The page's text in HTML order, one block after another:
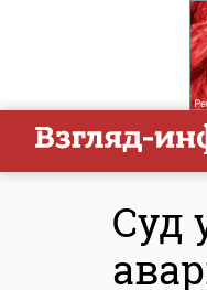
Суд